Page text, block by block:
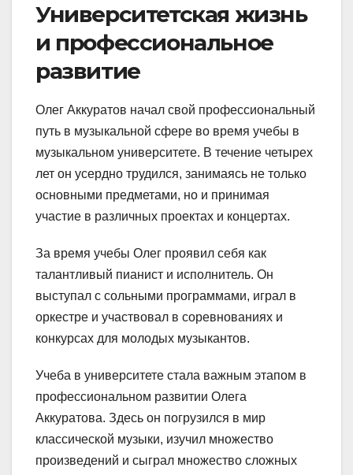
Университетская жизнь
и профессиональное
развитие
Олег Аккуратов начал свой профессиональный
путь в музыкальной сфере во время учебы в
музыкальном университете. В течение четырех
лет он усердно трудился, занимаясь не только
основными предметами, но и принимая
участие в различных проектах и концертах.
За время учебы Олег проявил себя как
талантливый пианист и исполнитель. Он
выступал с сольными программами, играл в
оркестре и участвовал в соревнованиях и
конкурсах для молодых музыкантов.
Учеба в университете стала важным этапом в
профессиональном развитии Олега
Аккуратова. Здесь он погрузился в мир
классической музыки, изучил множество
произведений и сыграл множество сложных